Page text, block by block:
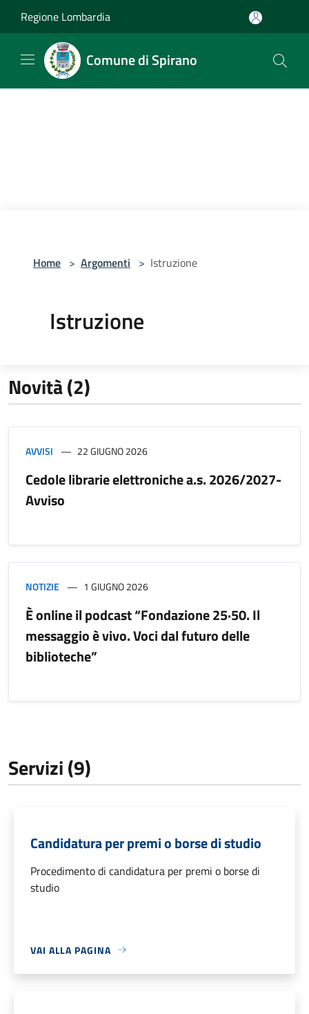
Regione Lombardia
Comune di Spirano
Home > Argomenti > Istruzione
Istruzione
Novità (2)
AVVISI 22 GIUGNO 2026
Cedole librarie elettroniche a.s. 2026/2027-
Avviso
NOTIZIE 1 GIUGNO 2026
È online il podcast “Fondazione 25·50. Il
messaggio è vivo. Voci dal futuro delle
biblioteche”
Servizi (9)
Candidatura per premi o borse di studio
Procedimento di candidatura per premi o borse di
studio
VAI ALLA PAGINA